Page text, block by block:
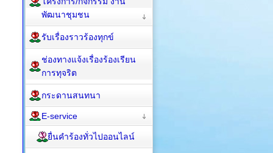
พัฒนาชุมชน
รับเรื่องราวร้องทุกข์
ช่องทางแจ้งเรื่องร้องเรียน
การทุจริต
กระดานสนทนา
E-service
ยื่นคำร้องทั่วไปออนไลน์